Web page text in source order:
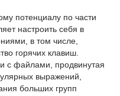
потенциалу по части
настроить себя в
в том числе,
горячих клавиш.
с файлами, продвинутая
выражений,
больших групп